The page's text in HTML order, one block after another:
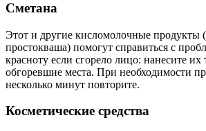
Сметана
Этот и другие кисломолочные продукты
простокваша) помогут справиться с
красноту если сгорело лицо: нанесите
обгоревшие места. При необходимости
несколько минут повторите.
Косметические средства